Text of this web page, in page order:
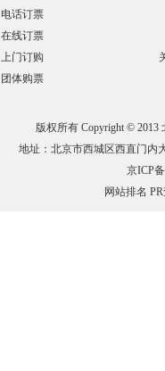
电话订票
在线订票
上门订购
团体购票
版权所有 Copyright © 2013
地址：北京市西城区西直门内
京ICP
网站排名